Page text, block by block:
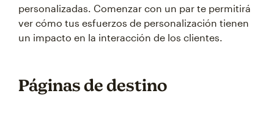
personalizadas. Comenzar con un par te permitirá
ver cómo tus esfuerzos de personalización tienen
un impacto en la interacción de los clientes.
Páginas de destino